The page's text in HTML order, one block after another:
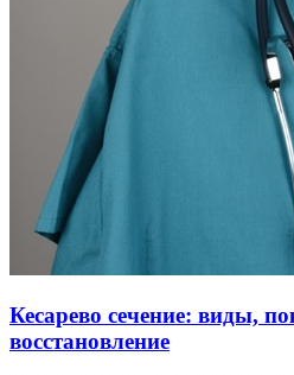
Кесарево сечение: виды,
восстановление